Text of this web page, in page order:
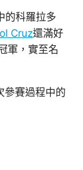
的科羅拉多
Cruz還滿好
軍，實至名
參賽過程中的